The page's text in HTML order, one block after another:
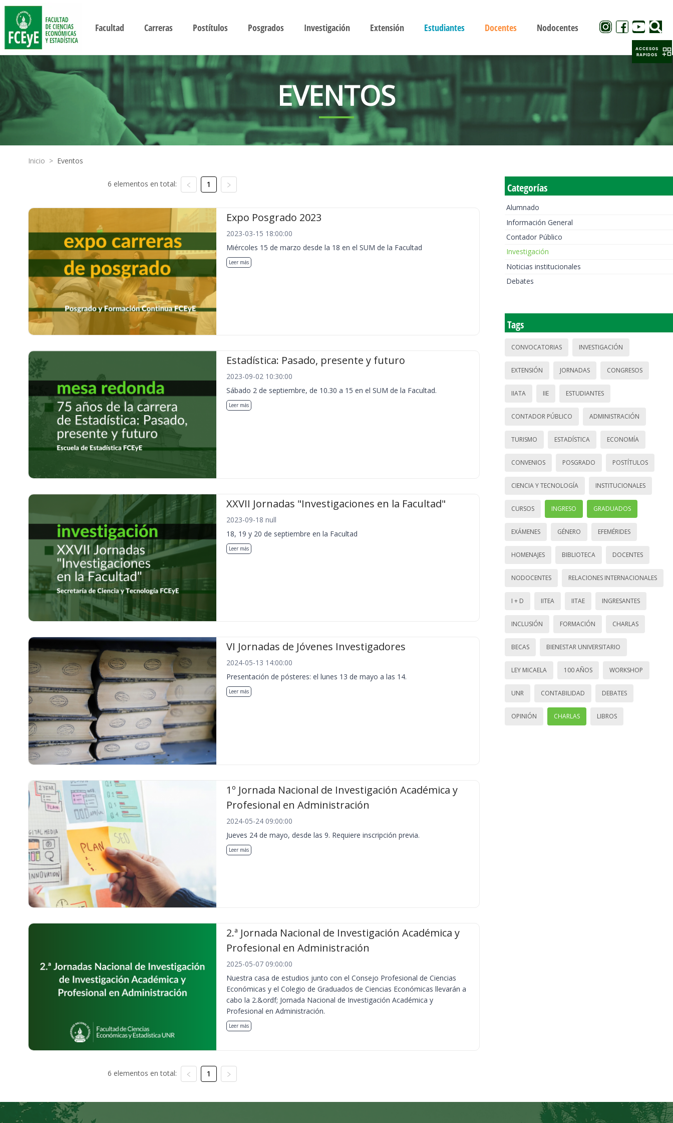
Facultad Carreras Postítulos Posgrados Investigación Extensión Estudiantes Docentes Nodocentes
EVENTOS
Inicio > Eventos
6 elementos en total: 1
Expo Posgrado 2023
2023-03-15 18:00:00
Miércoles 15 de marzo desde la 18 en el SUM de la Facultad
Leer más
Estadística: Pasado, presente y futuro
2023-09-02 10:30:00
Sábado 2 de septiembre, de 10.30 a 15 en el SUM de la Facultad.
Leer más
XXVII Jornadas "Investigaciones en la Facultad"
2023-09-18 null
18, 19 y 20 de septiembre en la Facultad
Leer más
VI Jornadas de Jóvenes Investigadores
2024-05-13 14:00:00
Presentación de pósteres: el lunes 13 de mayo a las 14.
Leer más
1º Jornada Nacional de Investigación Académica y
Profesional en Administración
2024-05-24 09:00:00
Jueves 24 de mayo, desde las 9. Requiere inscripción previa.
Leer más
2.ª Jornada Nacional de Investigación Académica y
Profesional en Administración
2025-05-07 09:00:00
Nuestra casa de estudios junto con el Consejo Profesional de Ciencias
Económicas y el Colegio de Graduados de Ciencias Económicas llevarán a
cabo la 2.&ordf; Jornada Nacional de Investigación Académica y
Profesional en Administración.
Leer más
6 elementos en total: 1
Categorías
Alumnado
Información General
Contador Público
Investigación
Noticias institucionales
Debates
Tags
CONVOCATORIAS INVESTIGACIÓN
EXTENSIÓN JORNADAS CONGRESOS
IIATA IIE ESTUDIANTES
CONTADOR PÚBLICO ADMINISTRACIÓN
TURISMO ESTADÍSTICA ECONOMÍA
CONVENIOS POSGRADO POSTÍTULOS
CIENCIA Y TECNOLOGÍA INSTITUCIONALES
CURSOS INGRESO GRADUADOS
EXÁMENES GÉNERO EFEMÉRIDES
HOMENAJES BIBLIOTECA DOCENTES
NODOCENTES RELACIONES INTERNACIONALES
I + D IITEA IITAE INGRESANTES
INCLUSIÓN FORMACIÓN CHARLAS
BECAS BIENESTAR UNIVERSITARIO
LEY MICAELA 100 AÑOS WORKSHOP
UNR CONTABILIDAD DEBATES
OPINIÓN CHARLAS LIBROS
ACCESOS
RAPIDOS